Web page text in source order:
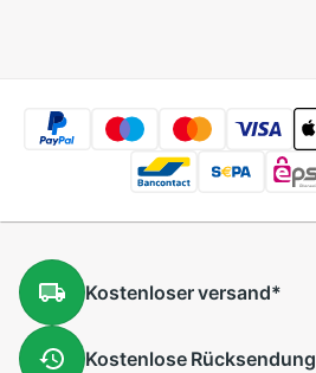
Kostenloserversand*
KostenloseRücksendung